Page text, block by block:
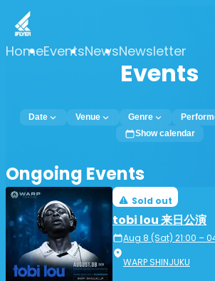
HomeEventsNewsNewsletter
Events
Date Venue Genre
Show calendar
Ongoing Events
Sold out
tobi lou 来日公演
Aug 8 (Sat) 21:00 –
WARP SHINJUKU